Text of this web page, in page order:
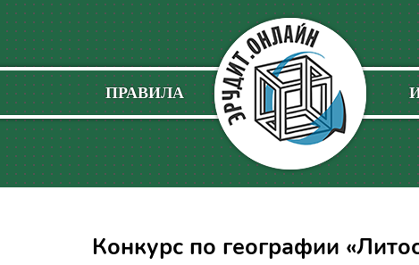
ПРАВИЛА
Конкурс по географии